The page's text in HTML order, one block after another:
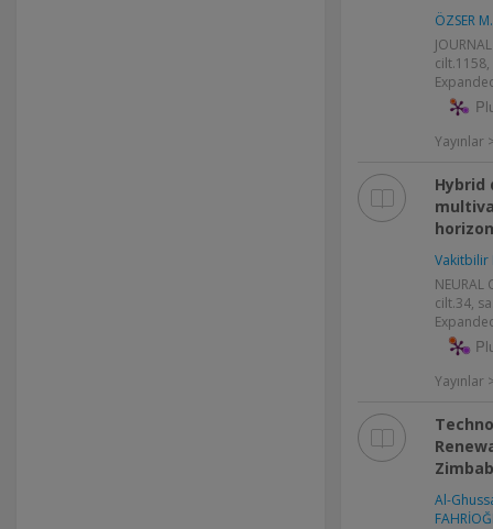
ÖZSER
cilt.1158,
Yayınlar
Hybrid
Vakitbilir
NEURAL
cilt.34,
Yayınlar
Al-